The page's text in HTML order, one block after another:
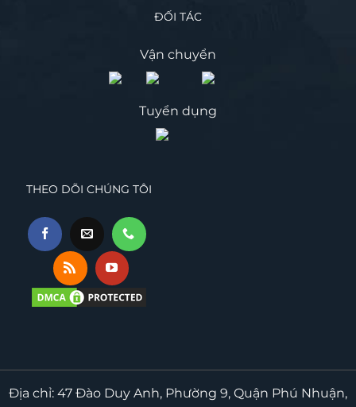
ĐỐI TÁC
Vận chuyển
Tuyển dụng
THEO DÕI CHÚNG TÔI
Địa chỉ: 47 Đào Duy Anh, Phường 9, Quận Phú Nhuận,